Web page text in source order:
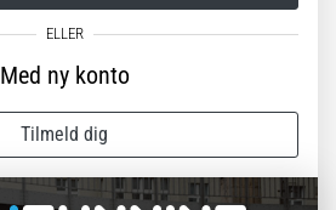
Med ny konto
Tilmeld dig